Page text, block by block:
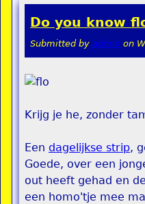
Do you know
Submitted by admin on
Krijg je he, zonder
Een dagelijkse strip,
Goede, over een
out heeft gehad en
een homo'tje mee